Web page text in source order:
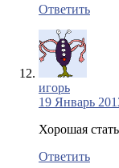
Ответить
игорь
19 Январь
Хорошая
Ответить